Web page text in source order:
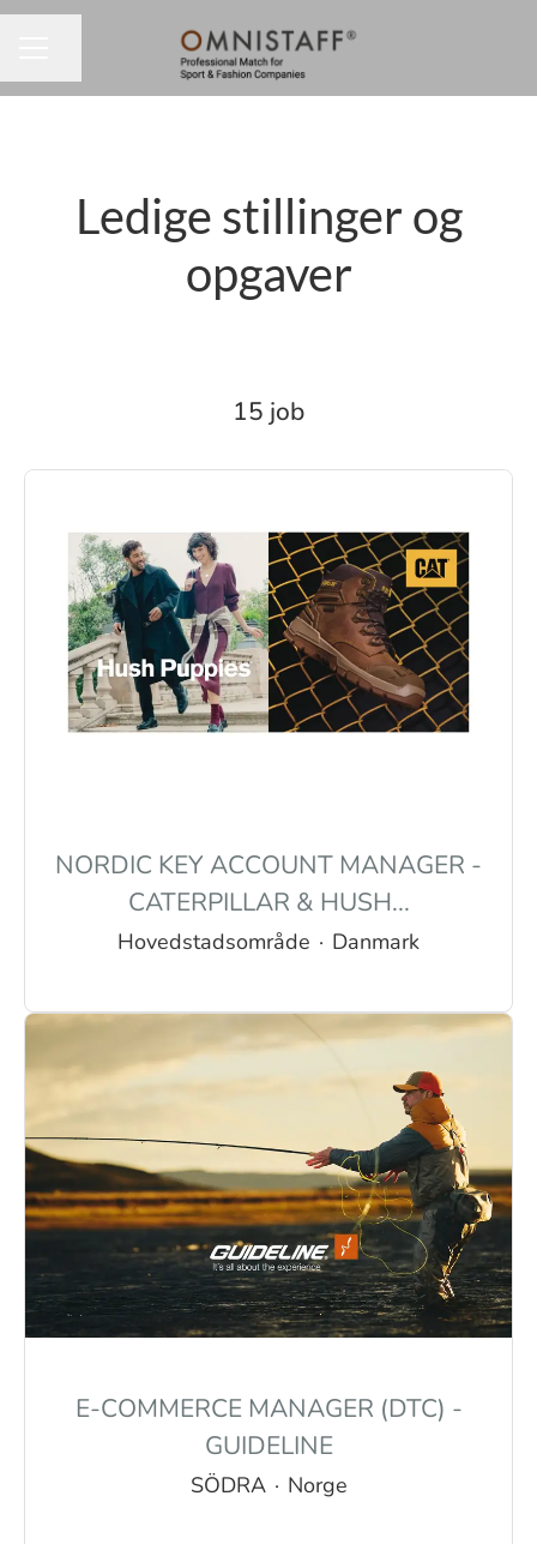
Ledige stillinger og
opgaver
15 job
NORDIC KEY ACCOUNT MANAGER -
CATERPILLAR & HUSH...
Hovedstadsområde · Danmark
E-COMMERCE MANAGER (DTC) -
GUIDELINE
SÖDRA · Norge